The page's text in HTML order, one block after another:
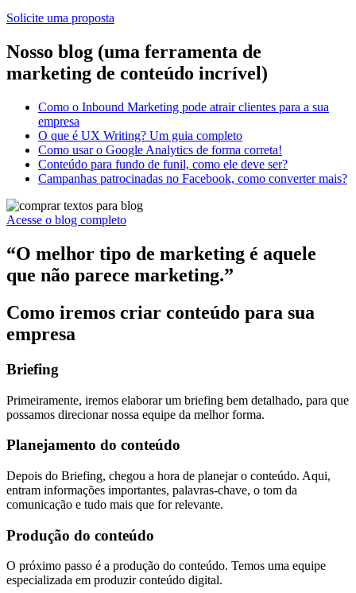
Solicite uma proposta
Nosso blog (uma ferramenta de
marketing de conteúdo incrível)
Como o Inbound Marketing pode atrair clientes para a sua
empresa
O que é UX Writing? Um guia completo
Como usar o Google Analytics de forma correta!
Conteúdo para fundo de funil, como ele deve ser?
Campanhas patrocinadas no Facebook, como converter mais?
Acesse o blog completo
“O melhor tipo de marketing é aquele
que não parece marketing.”
Como iremos criar conteúdo para sua
empresa
Briefing
Primeiramente, iremos elaborar um briefing bem detalhado, para que
possamos direcionar nossa equipe da melhor forma.
Planejamento do conteúdo
Depois do Briefing, chegou a hora de planejar o conteúdo. Aqui,
entram informações importantes, palavras-chave, o tom da
comunicação e tudo mais que for relevante.
Produção do conteúdo
O próximo passo é a produção do conteúdo. Temos uma equipe
especializada em produzir conteúdo digital.